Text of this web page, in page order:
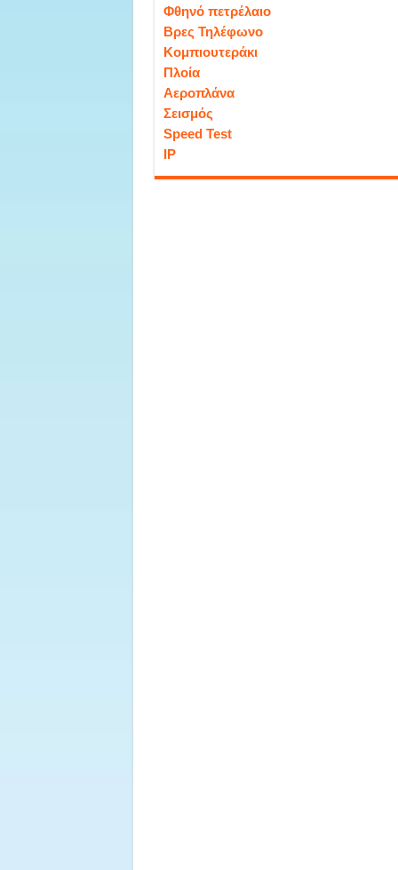
Φθηνό πετρέλαιο
Βρες Τηλέφωνο
Κομπιουτεράκι
Πλοία
Αεροπλάνα
Σεισμός
Speed Test
IP